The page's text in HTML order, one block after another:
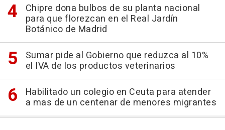
Chipre dona bulbos de su planta nacional
para que florezcan en el Real Jardín
Botánico de Madrid
Sumar pide al Gobierno que reduzca al 10%
el IVA de los productos veterinarios
Habilitado un colegio en Ceuta para atender
a mas de un centenar de menores migrantes